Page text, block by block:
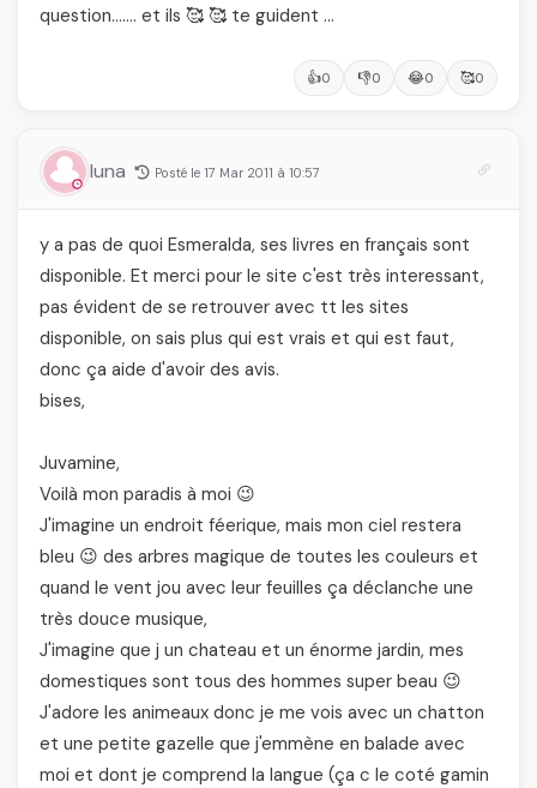
question……. et ils 🥰 🥰 te guident …
👍0 👎0 😂0 🥰0
luna Posté le 17 Mar 2011 à 10:57
y a pas de quoi Esmeralda, ses livres en français sont
disponible. Et merci pour le site c'est très interessant,
pas évident de se retrouver avec tt les sites
disponible, on sais plus qui est vrais et qui est faut,
donc ça aide d'avoir des avis.
bises,
Juvamine,
Voilà mon paradis à moi 😉
J'imagine un endroit féerique, mais mon ciel restera
bleu 😉 des arbres magique de toutes les couleurs et
quand le vent jou avec leur feuilles ça déclanche une
très douce musique,
J'imagine que j un chateau et un énorme jardin, mes
domestiques sont tous des hommes super beau 😉
J'adore les animeaux donc je me vois avec un chatton
et une petite gazelle que j'emmène en balade avec
moi et dont je comprend la langue (ça c le coté gamin